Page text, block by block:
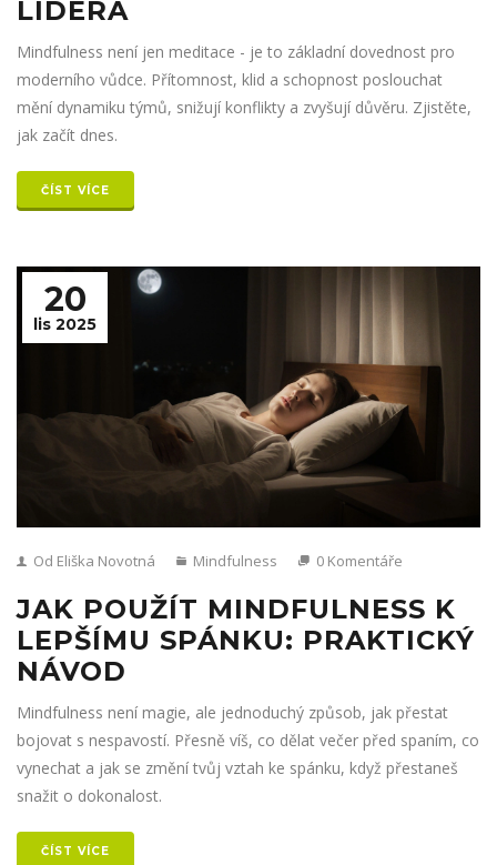
LIDERA
Mindfulness není jen meditace - je to základní dovednost pro
moderního vůdce. Přítomnost, klid a schopnost poslouchat
mění dynamiku týmů, snižují konflikty a zvyšují důvěru. Zjistěte,
jak začít dnes.
ČÍST VÍCE
20
lis 2025
Od Eliška Novotná Mindfulness 0 Komentáře
JAK POUŽÍT MINDFULNESS K
LEPŠÍMU SPÁNKU: PRAKTICKÝ
NÁVOD
Mindfulness není magie, ale jednoduchý způsob, jak přestat
bojovat s nespavostí. Přesně víš, co dělat večer před spaním, co
vynechat a jak se změní tvůj vztah ke spánku, když přestaneš
snažit o dokonalost.
ČÍST VÍCE